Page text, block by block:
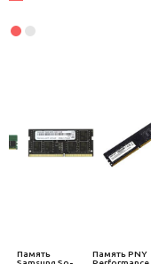
Память
Память PNY